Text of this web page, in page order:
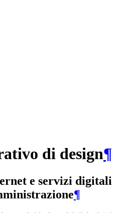
di design¶
e servizi digitali
¶